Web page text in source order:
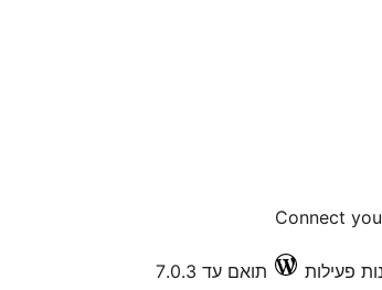
Connect
תואם עד 7.0.3